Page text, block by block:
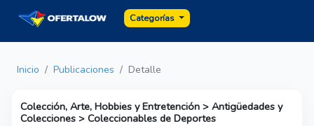
Categorías
Inicio Publicaciones Detalle
Colección, Arte, Hobbies y Entretención > Antigüedades y
Colecciones > Coleccionables de Deportes